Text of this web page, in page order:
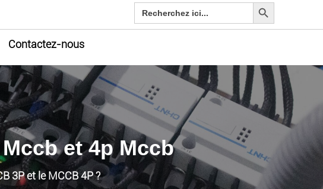
Rechercher:
Contactez-nous
et 4p Mccb
3P et le MCCB 4P ?